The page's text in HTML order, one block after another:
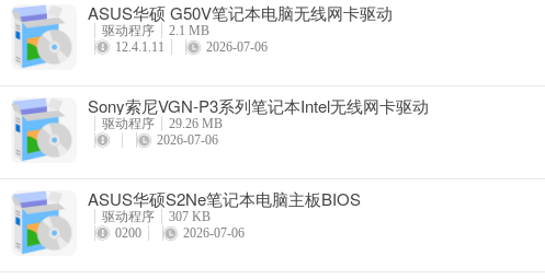
ASUS华硕 G50V笔记本电脑无线网卡驱动
驱动程序
2.1 MB
12.4.1.11
2026-07-06
Sony索尼VGN-P3系列笔记本Intel无线网卡驱动
驱动程序
29.26 MB
2026-07-06
ASUS华硕S2Ne笔记本电脑主板BIOS
驱动程序
307 KB
0200
2026-07-06